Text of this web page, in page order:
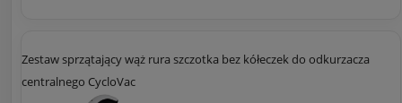
Zestaw sprzątający wąż rura szczotka bez kółeczek do odkurzacza
centralnego CycloVac